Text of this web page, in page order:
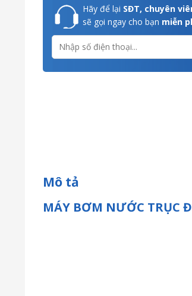
Hãy để lại SĐT, chuyên
sẽ gọi ngay cho bạn miễn
Mô tả
MÁY BƠM NƯỚC TRỤC